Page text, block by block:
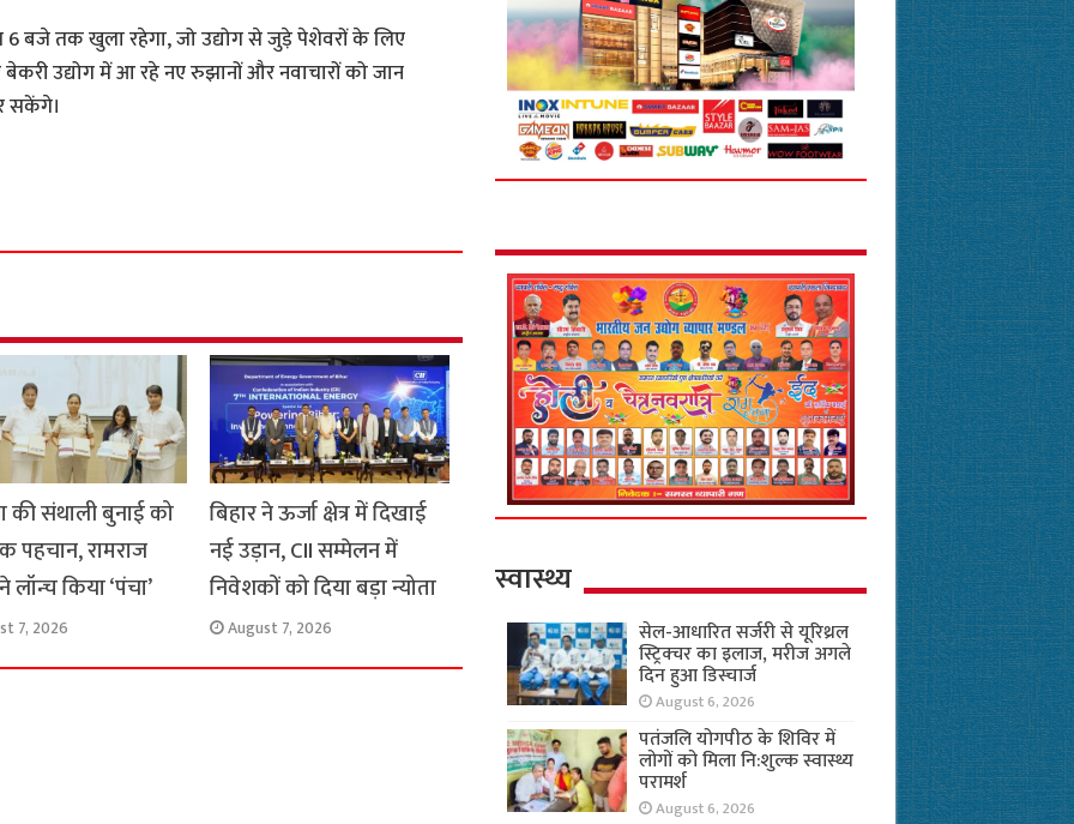
बजे तक खुला रहेगा, जो उद्योग से जुड़े पेशेवरों के लिए
उद्योग में आ रहे नए रुझानों और नवाचारों को जान
सकेंगे।
की संथाली बुनाई को
पहचान, रामराज
लॉन्च किया ‘पंचा’
7, 2026
बिहार ने ऊर्जा क्षेत्र में दिखाई
नई उड़ान, CII सम्मेलन में
निवेशकों को दिया बड़ा न्योता
August 7, 2026
स्वास्थ्य
सेल-आधारित सर्जरी से यूरिथ्रल
स्ट्रिक्चर का इलाज, मरीज अगले
दिन हुआ डिस्चार्ज
August 6, 2026
पतंजलि योगपीठ के शिविर में
लोगों को मिला नि:शुल्क स्वास्थ्य
परामर्श
August 6, 2026